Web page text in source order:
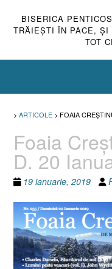
BISERICA
TRĂIEŞTI ÎN PACE, ŞI
TOT
> ARTICOLE > FOAIA
Foaia
D. 20
19 ianuarie, 2019